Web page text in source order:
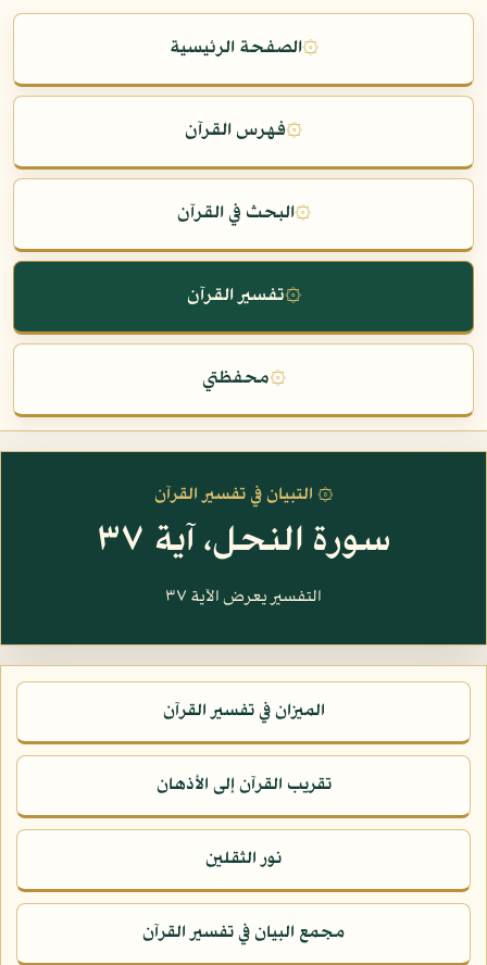
۞الصفحة الرئيسية
۞فهرس القرآن
۞البحث في القرآن
۞تفسير القرآن
۞محفظتي
۞ التبيان في تفسير القرآن
سورة النحل، آية ٣٧
التفسير يعرض الآية ٣٧
الميزان في تفسير القرآن
تقريب القرآن إلى الأذهان
نور الثقلين
مجمع البيان في تفسير القرآن